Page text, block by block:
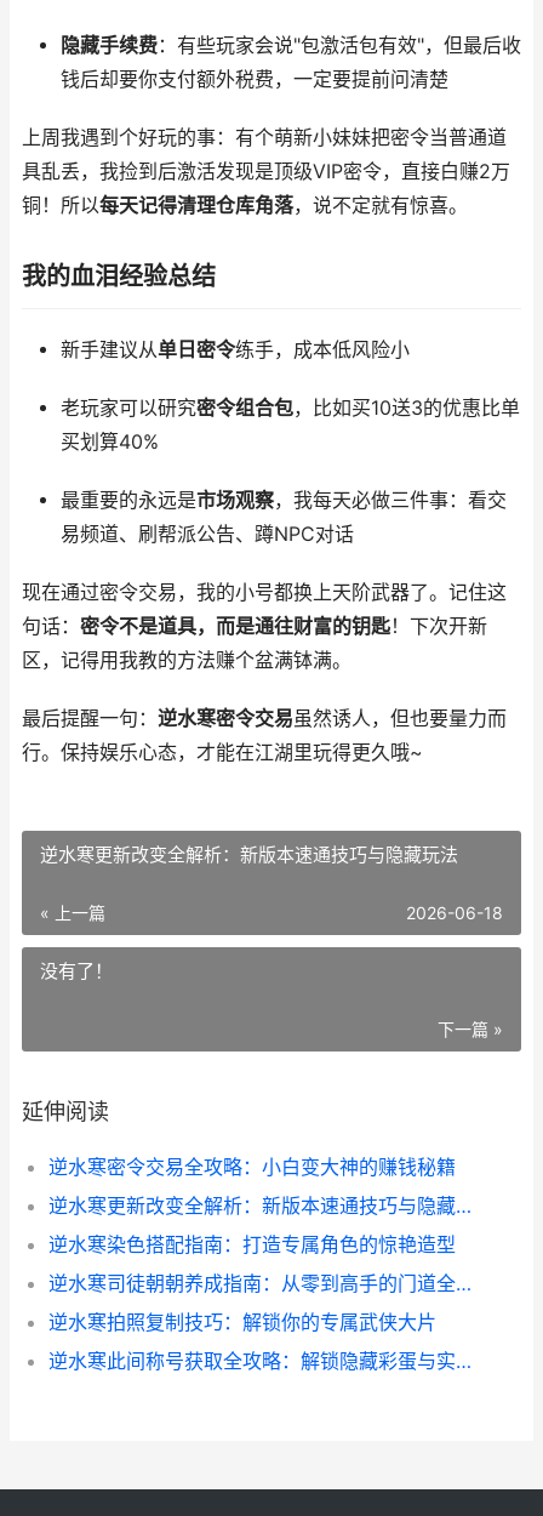
隐藏手续费：有些玩家会说"包激活包有效"，但最后收
钱后却要你支付额外税费，一定要提前问清楚
上周我遇到个好玩的事：有个萌新小妹妹把密令当普通道
具乱丢，我捡到后激活发现是顶级VIP密令，直接白赚2万
铜！所以每天记得清理仓库角落，说不定就有惊喜。
我的血泪经验总结
新手建议从单日密令练手，成本低风险小
老玩家可以研究密令组合包，比如买10送3的优惠比单
买划算40%
最重要的永远是市场观察，我每天必做三件事：看交
易频道、刷帮派公告、蹲NPC对话
现在通过密令交易，我的小号都换上天阶武器了。记住这
句话： 密令不是道具，而是通往财富的钥匙！下次开新
区，记得用我教的方法赚个盆满钵满。
最后提醒一句： 逆水寒密令交易虽然诱人，但也要量力而
行。保持娱乐心态，才能在江湖里玩得更久哦~
逆水寒更新改变全解析：新版本速通技巧与隐藏玩法
« 上一篇 2026-06-18
没有了！
下一篇 »
延伸阅读
逆水寒密令交易全攻略：小白变大神的赚钱秘籍
逆水寒更新改变全解析：新版本速通技巧与隐藏玩法
逆水寒染色搭配指南：打造专属角色的惊艳造型
逆水寒司徒朝朝养成指南：从零到高手的门道全在这
逆水寒拍照复制技巧：解锁你的专属武侠大片
逆水寒此间称号获取全攻略：解锁隐藏彩蛋与实战技巧